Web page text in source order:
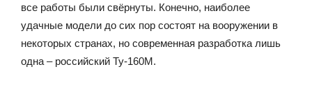
все работы были свёрнуты. Конечно, наиболее
удачные модели до сих пор состоят на вооружении в
некоторых странах, но современная разработка лишь
одна – российский Ту-160М.